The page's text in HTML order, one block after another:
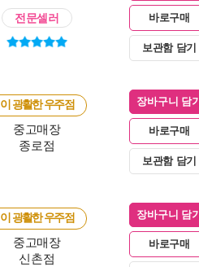
전문셀러 바로구매
보관함 담기
이 광활한 우주점
중고매장
종로점
장바구니 담기
바로구매
보관함 담기
이 광활한 우주점
중고매장
신촌점
장바구니 담기
바로구매